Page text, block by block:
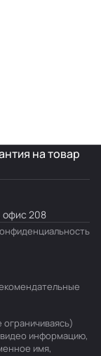
на товар
офис 208
информацию,
имя,